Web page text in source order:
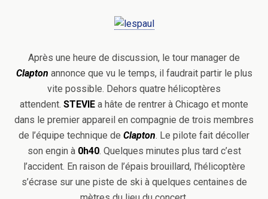
Après une heure de discussion, le tour manager de
Clapton annonce que vu le temps, il faudrait partir le plus
vite possible. Dehors quatre hélicoptères
attendent. STEVIE a hâte de rentrer à Chicago et monte
dans le premier appareil en compagnie de trois membres
de l’équipe technique de Clapton. Le pilote fait décoller
son engin à 0h40. Quelques minutes plus tard c’est
l’accident. En raison de l’épais brouillard, l’hélicoptère
s’écrase sur une piste de ski à quelques centaines de